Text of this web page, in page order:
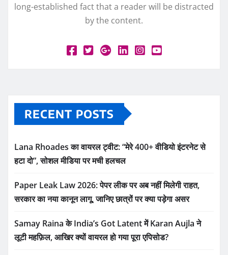
long-established fact that a reader will be distracted
by the content.
RECENT POSTS
Lana Rhoades का वायरल ट्वीट: “मेरे 400+ वीडियो इंटरनेट से
हटा दो”, सोशल मीडिया पर मची हलचल
Paper Leak Law 2026: पेपर लीक पर अब नहीं मिलेगी राहत,
सरकार का नया कानून लागू, जानिए छात्रों पर क्या पड़ेगा असर
Samay Raina के India’s Got Latent में Karan Aujla ने
लूटी महफ़िल, आखिर क्यों वायरल हो गया पूरा एपिसोड?